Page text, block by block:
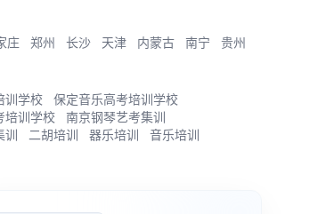
庄 郑州 长沙 天津 内蒙古 南宁
贵州
训学校
保定音乐高考培训学校
培训学校
南京钢琴艺考集训
训 二胡培训 器乐培训
音乐培训